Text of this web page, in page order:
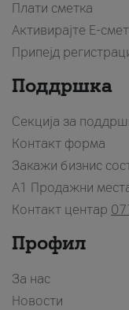
Плати сметка
Активирајте Е-
Припејд
Поддршка
Секција за
Контакт форма
Закажи бизнис
A1 Продажни
Контакт центар
Профил
За нас
Новости